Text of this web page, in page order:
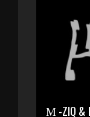
Μ -ZIQ &